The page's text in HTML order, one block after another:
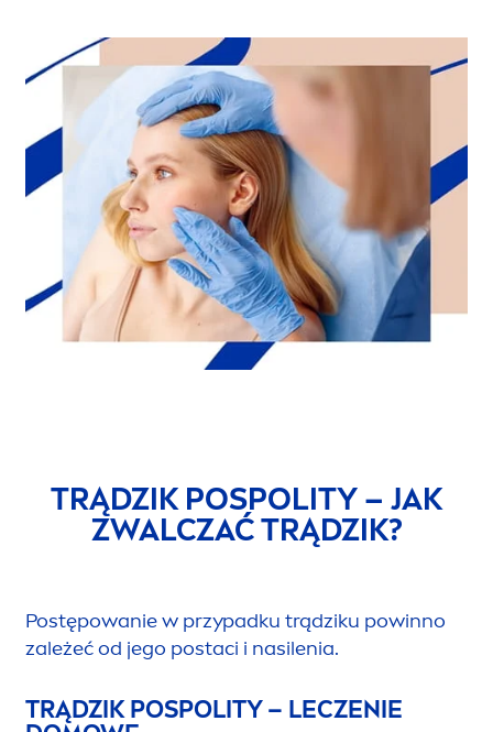
TRĄDZIK POSPOLITY – JAK
ZWALCZAĆ TRĄDZIK?
Postępowanie w przypadku trądziku powinno
zależeć od jego postaci i nasilenia.
TRĄDZIK POSPOLITY – LECZENIE